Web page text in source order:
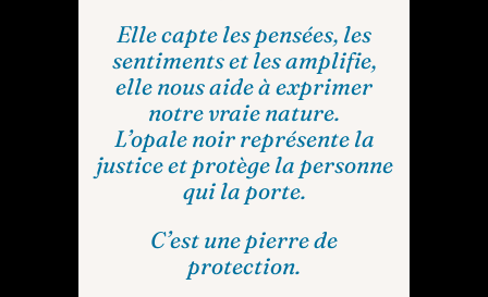
Elle capte les pensées, les
sentiments et les amplifie,
elle nous aide à exprimer
notre vraie nature.
L’opale noir représente la
justice et protège la personne
qui la porte.
C’est une pierre de
protection.